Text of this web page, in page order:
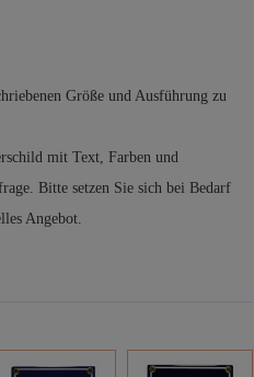
Größe und Ausführung zu
mit Text, Farben und
Bitte setzen Sie sich bei Bedarf
Angebot.